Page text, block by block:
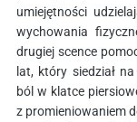
umiejętności
wychowania
drugiej scence
lat, który siedział
ból w klatce
z promieniowaniem